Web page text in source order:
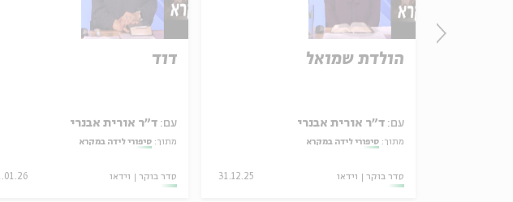
דוד
עם: ד"ר אורית אבנרי
מתוך: סיפורי לידה במקרא
סדר בוקר וידאו
הולדת שמואל
עם: ד"ר אורית אבנרי
מתוך: סיפורי לידה במקרא
סדר בוקר וידאו 31.12.25